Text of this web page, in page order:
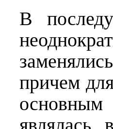
В
причем